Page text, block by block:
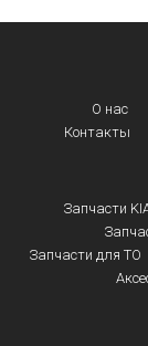
О нас
Контакты
Запчасти
Запчасти для ТО